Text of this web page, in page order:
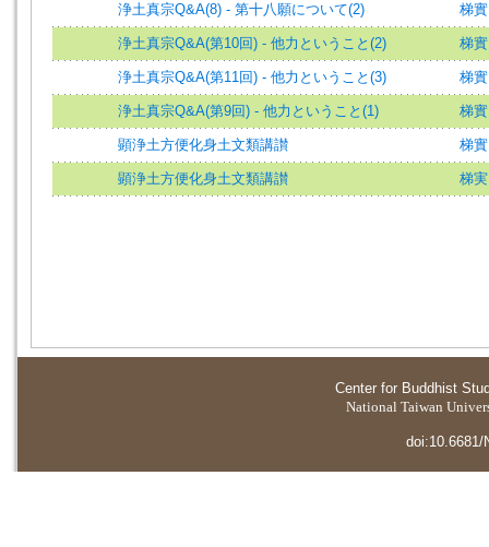
浄土真宗Q&A(8) - 第十八願について(2) 梯
浄土真宗Q&A(第10回) - 他力ということ(2) 梯
浄土真宗Q&A(第11回) - 他力ということ(3) 梯
浄土真宗Q&A(第9回) - 他力ということ(1) 梯
顕浄土方便化身土文類講讃 梯
顕浄土方便化身土文類講讃 梯
Center for Buddhist
National Taiwan
doi:10.6681/